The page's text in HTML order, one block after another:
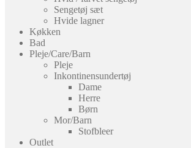
Sengetøj sæt
Hvide lagner
Køkken
Bad
Pleje/Care/Barn
Pleje
Inkontinensundertøj
Dame
Herre
Børn
Mor/Barn
Stofbleer
Outlet